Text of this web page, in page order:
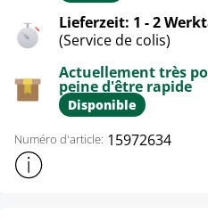
Lieferzeit: 1 - 2
(Service de colis)
Actuellement très
peine d'être rapide
Disponible
Numéro d'article: 15972634
Afficher plus d'informations sur